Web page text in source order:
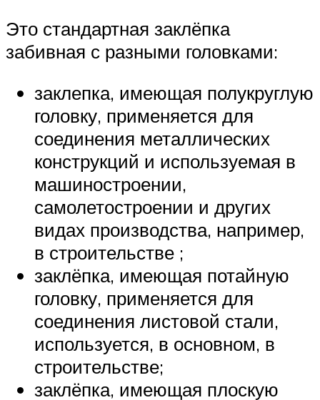
Это стандартная заклёпка
забивная с разными головками:
заклепка, имеющая полукруглую
головку, применяется для
соединения металлических
конструкций и используемая в
машиностроении,
самолетостроении и других
видах производства, например,
в строительстве ;
заклёпка, имеющая потайную
головку, применяется для
соединения листовой стали,
используется, в основном, в
строительстве;
заклёпка, имеющая плоскую